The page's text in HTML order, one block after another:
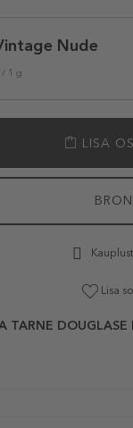
Nude
/ 1 g
LISA
Lisa
TARNE DOUGLASE